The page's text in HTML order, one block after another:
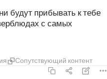
будут прибывать к тебе
с самых
Сопутствующий контент